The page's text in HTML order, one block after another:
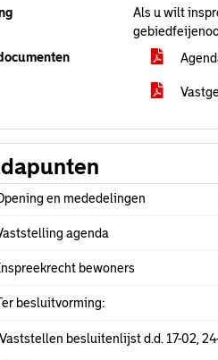
Als u wilt
en mededelingen
agenda
bewoners
besluitvorming:
Vaststellen